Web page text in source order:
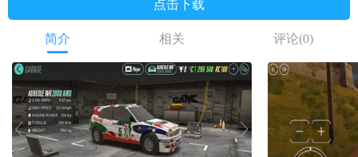
点击下载
简介 相关 评论(0)